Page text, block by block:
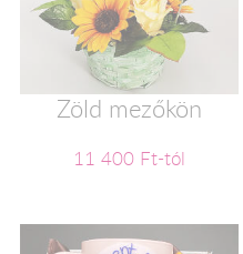
Zöld mezőkön
11 400 Ft-tól